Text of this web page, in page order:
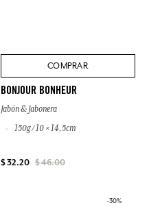
COMPRAR
BONJOUR BONHEUR
Jabón & Jabonera
150g / 10 × 14,5cm
$ 32.20 $ 46.00
-30%